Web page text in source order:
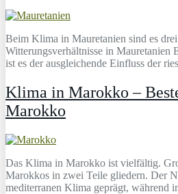
Beim Klima in Mauretanien sind es
Witterungsverhältnisse in Mauretanien
ist es der ausgleichende Einfluss der
Klima in Marokko –
Marokko
Das Klima in Marokko ist vielfältig.
Marokkos in zwei Teile gliedern. Der
mediterranen Klima geprägt, während